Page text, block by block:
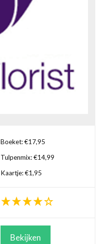
Boeket: €17,95
Tulpenmix: €14,99
Kaartje: €1,95
Bekijken